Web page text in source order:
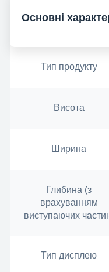
Основні
Тип продукту
Висота
Ширина
Глибина (з
врахуванням
виступаючих
Тип дисплею